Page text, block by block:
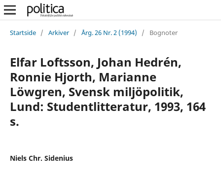
Startside / Arkiver / Årg. 26 Nr. 2 (1994) / Bognoter
Elfar Loftsson, Johan Hedrén,
Ronnie Hjorth, Marianne
Löwgren, Svensk miljöpolitik,
Lund: Studentlitteratur, 1993, 164
s.
Niels Chr. Sidenius